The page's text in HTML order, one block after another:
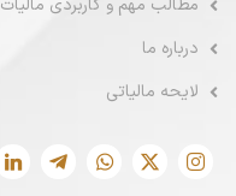
مطالب مهم و کاربردی مالیات
درباره ما
لایحه مالیاتی